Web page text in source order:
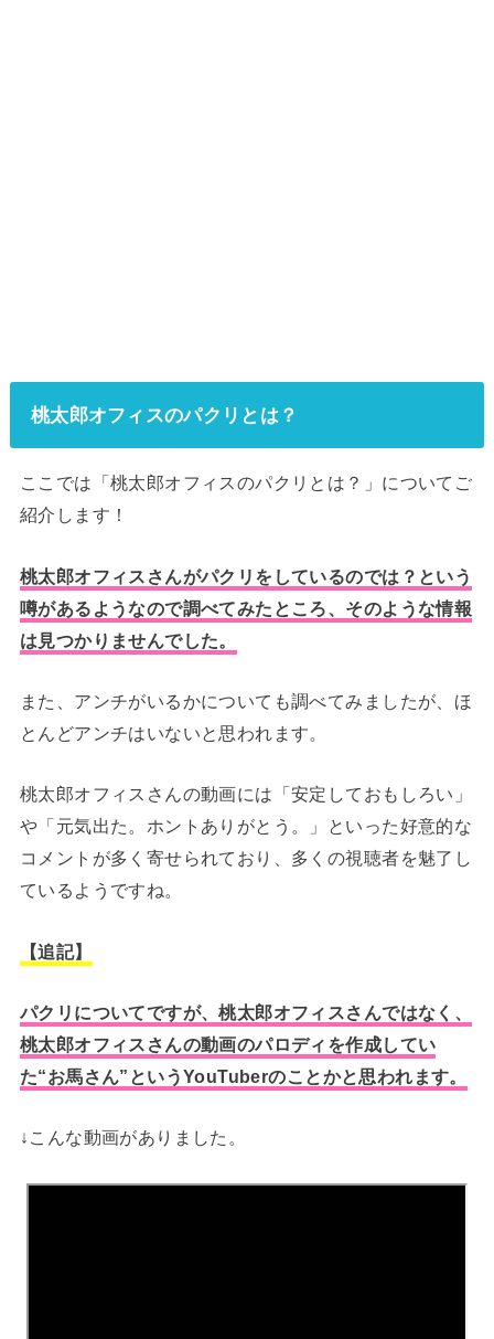
桃太郎オフィスのパクリとは？
ここでは「桃太郎オフィスのパクリとは？」についてご
紹介します！
桃太郎オフィスさんがパクリをしているのでは？という
噂があるようなので調べてみたところ、そのような情報
は見つかりませんでした。
また、アンチがいるかについても調べてみましたが、ほ
とんどアンチはいないと思われます。
桃太郎オフィスさんの動画には「安定しておもしろい」
や「元気出た。ホントありがとう。」といった好意的な
コメントが多く寄せられており、多くの視聴者を魅了し
ているようですね。
【追記】
パクリについてですが、桃太郎オフィスさんではなく、
桃太郎オフィスさんの動画のパロディを作成してい
た“お馬さん”というYouTuberのことかと思われます。
↓こんな動画がありました。